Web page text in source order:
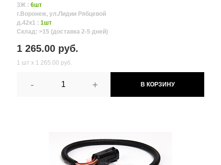
3Ж : 6шт
г.Воронеж, ул.Лидии Рябцевой
д.42к1 : 1шт
Склад: >15 (доставка 2-5 дней)
1 265.00 руб.
1 шт х 1 265.00 руб.
- + В КОРЗИНУ